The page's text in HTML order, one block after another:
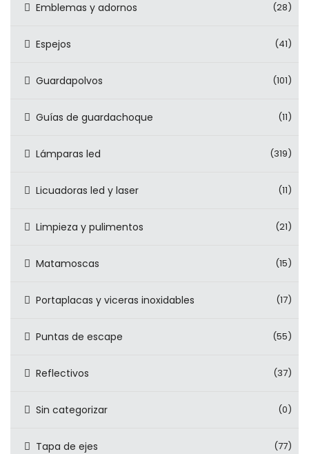
Emblemas y adornos (28)
Espejos (41)
Guardapolvos (101)
Guías de guardachoque (11)
Lámparas led (319)
Licuadoras led y laser (11)
Limpieza y pulimentos (21)
Matamoscas (15)
Portaplacas y viceras inoxidables (17)
Puntas de escape (55)
Reflectivos (37)
Sin categorizar (0)
Tapa de ejes (77)